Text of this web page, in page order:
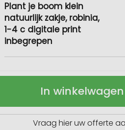
Plant je boom klein
natuurlijk zakje, robinia,
1-4 c digitale print
inbegrepen
In winkelwagen
Vraag hier uw offerte